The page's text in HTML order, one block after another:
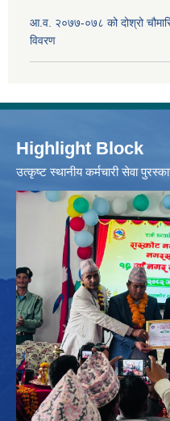
आ.व. २०७७-०७८ को दोश्रो
विवरण
Highlight Block
उत्‍कृष्ट स्थानीय कर्मचारी सेवा